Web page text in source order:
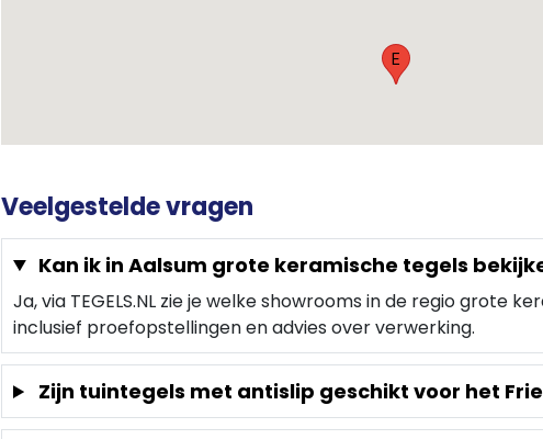
E
Veelgestelde vragen
Kan ik in Aalsum grote keramische tegels
Ja, via TEGELS.NL zie je welke showrooms in de regio grote
inclusief proefopstellingen en advies over verwerking.
Zijn tuintegels met antislip geschikt voor het